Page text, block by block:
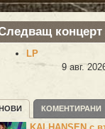
концерт
LP
9 авг.
КОМЕНТИРАНИ